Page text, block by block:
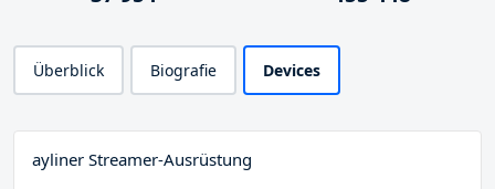
Überblick Biografie Devices
ayliner Streamer-Ausrüstung